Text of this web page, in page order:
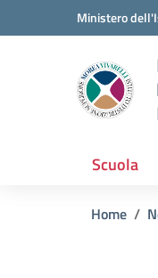
Vai ai contenuti
Vai al menu di navigazione
Ministero
Scuola
Home